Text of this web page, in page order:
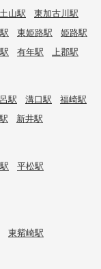
土山駅
東加古川駅
東姫路駅
姫路駅
有年駅 上郡駅
駅 溝口駅
福崎駅
新井駅
平松駅
東觜崎駅